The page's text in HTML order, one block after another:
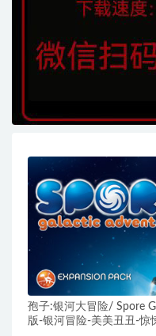
孢子:银河大冒险/ Spore
版-银河冒险-美美丑丑-惊